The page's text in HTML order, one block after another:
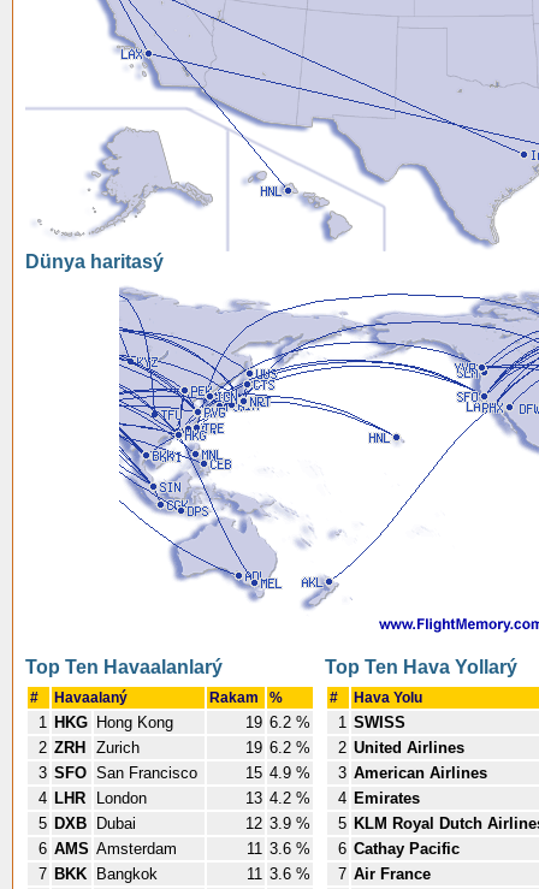
Dünya haritasý
Top Ten Havaalanlarý
# Havaalaný Rakam %
1 HKG Hong Kong 19 6.2 %
2 ZRH Zurich 19 6.2 %
3 SFO San Francisco 15 4.9 %
4 LHR London 13 4.2 %
5 DXB Dubai 12 3.9 %
6 AMS Amsterdam 11 3.6 %
7 BKK Bangkok 11 3.6 %
Top Ten Hava Yollarý
# Hava Yolu
1 SWISS
2 United Airlines
3 American Airlines
4 Emirates
5 KLM Royal Dutch
6 Cathay Pacific
7 Air France